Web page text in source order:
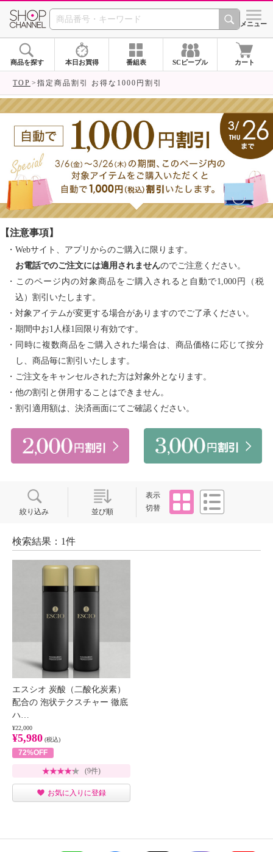
SHOP CHANNEL ショッ
メニュー
商品を探す 本日お買得 番組表 SCピープル カート
TOP 指定商品割引 お得な1000円割引
【注意事項】
・Webサイト、アプリからのご購入に限ります。
お電話でのご注文には適用されませんのでご注意ください。
・このページ内の対象商品をご購入されると自動で1,000円（税
込）割引いたします。
・対象アイテムが変更する場合がありますのでご了承ください。
・期間中お1人様1回限り有効です。
・同時に複数商品をご購入された場合は、商品価格に応じて按分
し、商品毎に割引いたします。
・ご注文をキャンセルされた方は対象外となります。
・他の割引と併用することはできません。
・割引適用額は、決済画面にてご確認ください。
絞り込み 並び順
表示
切替
タイル
検索結果：1件
エスシオ 炭酸（二酸化炭素）
配合の 泡状テクスチャー 徹底
ハ…
¥22,000
¥5,980 (税込)
72%OFF
(9件)
お気に入りに登録